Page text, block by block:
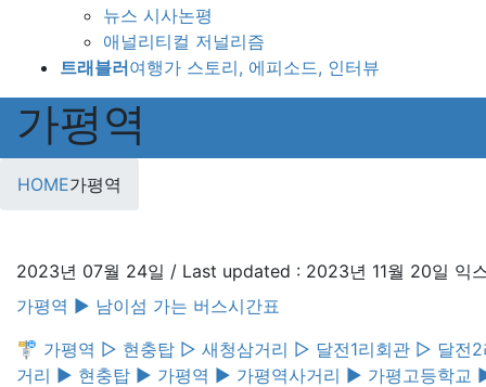
뉴스 시사논평
애널리티컬 저널리즘
트래블러여행가 스토리, 에피소드, 인터뷰
가평역
HOME가평역
2023년 07월 24일 / Last updated : 2023년 11월 20일 익
가평역 ▶︎ 남이섬 가는 버스시간표
🚏 가평역 ▷ 현충탑 ▷ 새청삼거리 ▷ 달전1리회관 ▷ 달전
거리 ▶︎ 현충탑 ▶︎ 가평역 ▶︎ 가평역사거리 ▶︎ 가평고등학교